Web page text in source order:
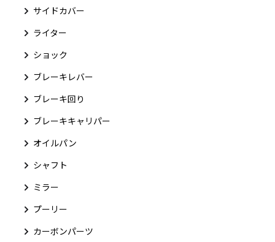
サイドカバー
ライター
ショック
ブレーキレバー
ブレーキ回り
ブレーキキャリパー
オイルパン
シャフト
ミラー
プーリー
カーボンパーツ